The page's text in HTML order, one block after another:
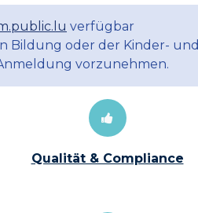
verfügbar
Bildung oder der Kinder- und
vorzunehmen.
Qualität & Compliance